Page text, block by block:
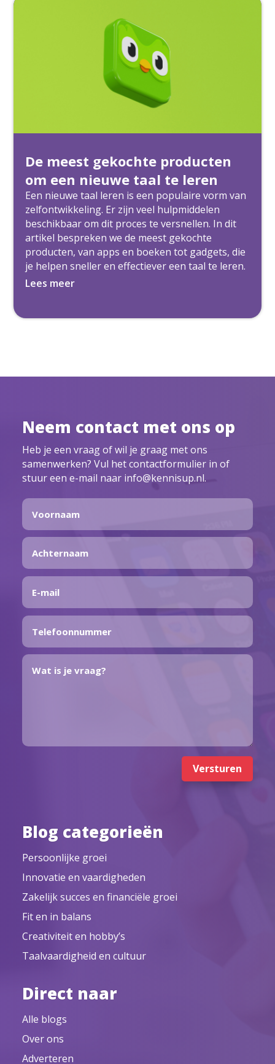
De meest gekochte producten
om een nieuwe taal te leren
Een nieuwe taal leren is een populaire vorm van
zelfontwikkeling. Er zijn veel hulpmiddelen
beschikbaar om dit proces te versnellen. In dit
artikel bespreken we de meest gekochte
producten, van apps en boeken tot gadgets, die
je helpen sneller en effectiever een taal te leren.
Lees meer
Neem contact met ons op
Heb je een vraag of wil je graag met ons
samenwerken? Vul het contactformulier in of
stuur een e-mail naar info@kennisup.nl.
Versturen
Blog categorieën
Persoonlijke groei
Innovatie en vaardigheden
Zakelijk succes en financiële groei
Fit en in balans
Creativiteit en hobby’s
Taalvaardigheid en cultuur
Direct naar
Alle blogs
Over ons
Adverteren